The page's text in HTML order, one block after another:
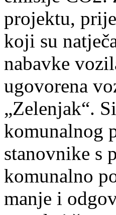
projektu,
koji su
nabavke
ugovorena
„Zelenjak“.
komunalnog
stanovnike s
komunalno
manje i